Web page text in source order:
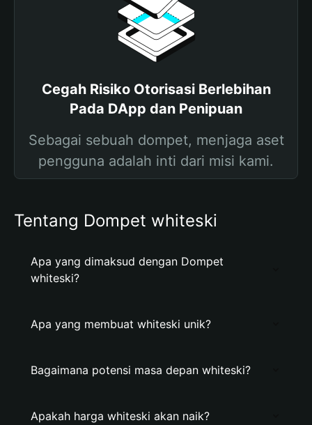
Cegah Risiko Otorisasi Berlebihan
Pada DApp dan Penipuan
Sebagai sebuah dompet, menjaga aset
pengguna adalah inti dari misi kami.
Tentang Dompet whiteski
Apa yang dimaksud dengan Dompet
whiteski?
Apa yang membuat whiteski unik?
Bagaimana potensi masa depan whiteski?
Apakah harga whiteski akan naik?